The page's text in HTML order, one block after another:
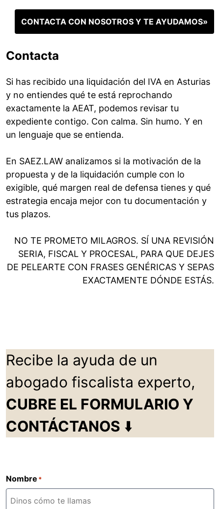
CONTACTA CON NOSOTROS Y TE AYUDAMOS»
Contacta
Si has recibido una liquidación del IVA en Asturias
y no entiendes qué te está reprochando
exactamente la AEAT, podemos revisar tu
expediente contigo. Con calma. Sin humo. Y en
un lenguaje que se entienda.
En SAEZ.LAW analizamos si la motivación de la
propuesta y de la liquidación cumple con lo
exigible, qué margen real de defensa tienes y qué
estrategia encaja mejor con tu documentación y
tus plazos.
NO TE PROMETO MILAGROS. SÍ UNA REVISIÓN
SERIA, FISCAL Y PROCESAL, PARA QUE DEJES
DE PELEARTE CON FRASES GENÉRICAS Y SEPAS
EXACTAMENTE DÓNDE ESTÁS.
Recibe la ayuda de un
abogado fiscalista experto,
CUBRE EL FORMULARIO Y
CONTÁCTANOS ⬇️
Nombre *